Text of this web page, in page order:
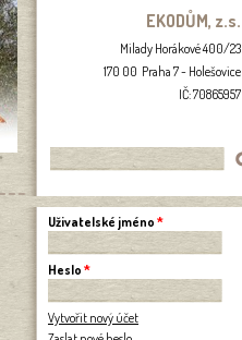
EKODŮM, z.s.
Milady Horákové 400/23
170 00 Praha 7 - Holešovice
IČ: 70865957
Vyhledávání
Hledat
Uživatelské jméno *
Heslo *
Vytvořit nový účet